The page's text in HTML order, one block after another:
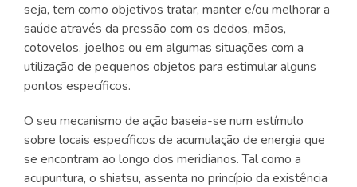
seja, tem como objetivos tratar, manter e/ou melhorar a
saúde através da pressão com os dedos, mãos,
cotovelos, joelhos ou em algumas situações com a
utilização de pequenos objetos para estimular alguns
pontos específicos.
O seu mecanismo de ação baseia-se num estímulo
sobre locais específicos de acumulação de energia que
se encontram ao longo dos meridianos. Tal como a
acupuntura, o shiatsu, assenta no princípio da existência